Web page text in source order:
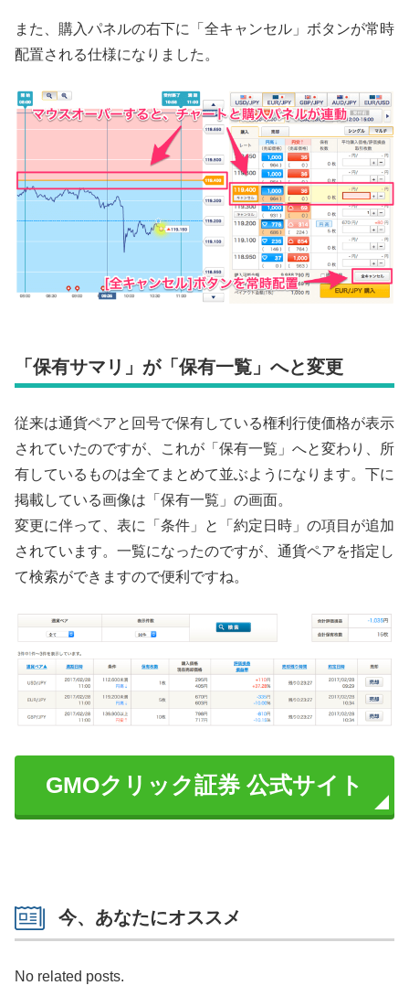
また、購入パネルの右下に「全キャンセル」ボタンが常時
配置される仕様になりました。
「保有サマリ」が「保有一覧」へと変更
従来は通貨ペアと回号で保有している権利行使価格が表示
されていたのですが、これが「保有一覧」へと変わり、所
有しているものは全てまとめて並ぶようになります。下に
掲載している画像は「保有一覧」の画面。
変更に伴って、表に「条件」と「約定日時」の項目が追加
されています。一覧になったのですが、通貨ペアを指定し
て検索ができますので便利ですね。
GMOクリック証券 公式サイト
今、あなたにオススメ
No related posts.